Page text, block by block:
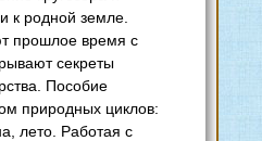
к родной земле.
прошлое время с
секреты
Пособие
природных циклов:
лето. Работая с